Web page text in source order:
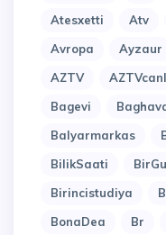
Atesxetti
Atv
Avropa
Ayzaur
AZTV
AZTVcanl
Bagevi
Balyarmarkas
BilikSaati
Birincistudiya
BonaDea
Br